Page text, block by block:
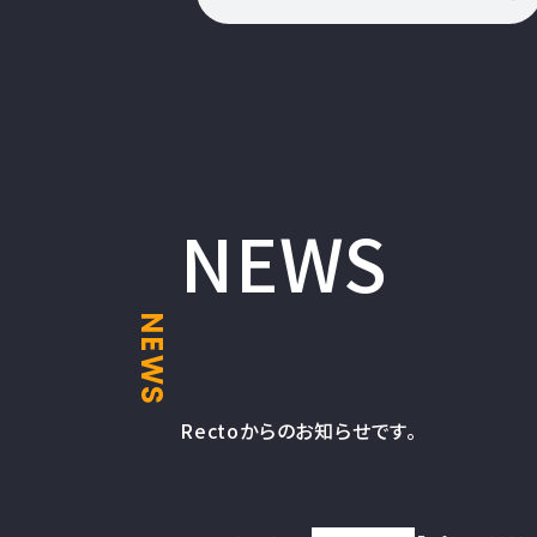
NEWS
NEWS
Rectoからのお知らせです。